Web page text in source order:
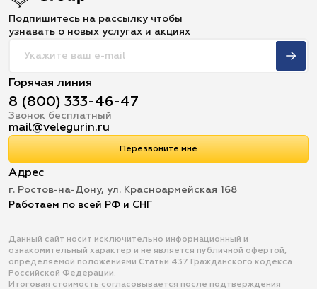
Подпишитесь на рассылку чтобы
узнавать о новых услугах и акциях
Горячая линия
8 (800) 333-46-47
Звонок бесплатный
mail@velegurin.ru
Перезвоните мне
Адрес
г. Ростов-на-Дону, ул. Красноармейская 168
Работаем по всей РФ и СНГ
Данный сайт носит исключительно информационный и
ознакомительный характер и не является публичной офертой,
определяемой положениями Статьи 437 Гражданского кодекса
Российской Федерации.
Итоговая стоимость согласовывается после подтверждения